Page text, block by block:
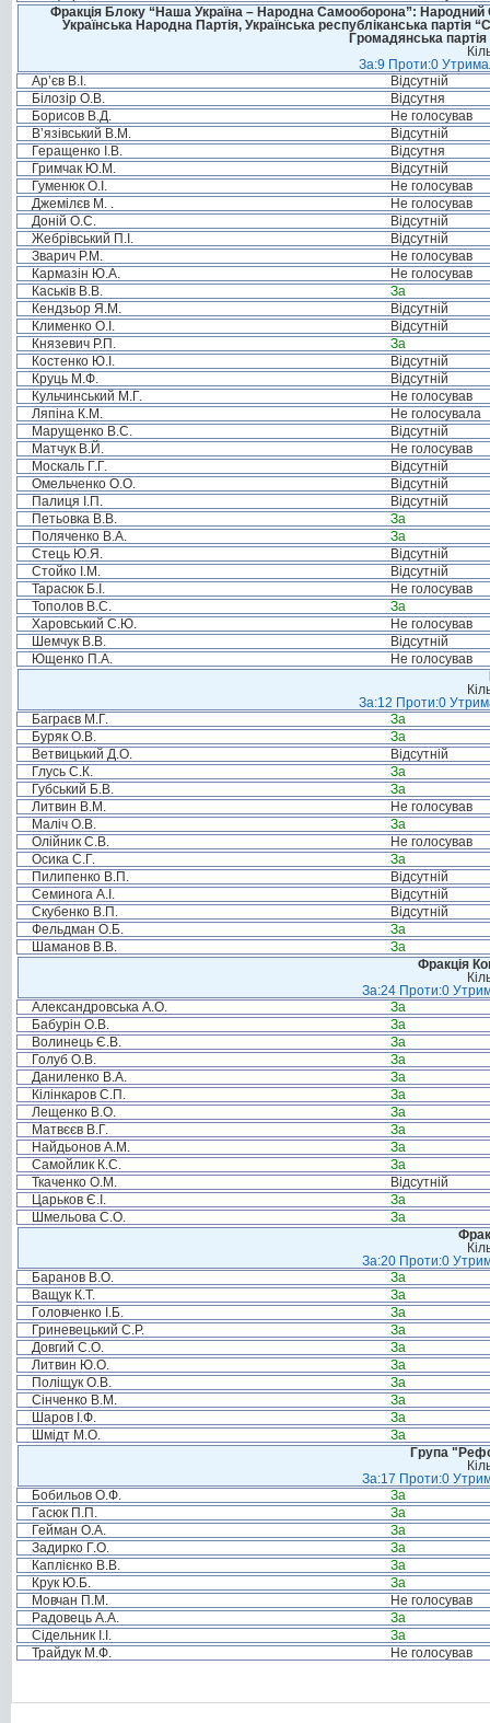
Фракція Блоку “Наша Україна – Народна Самооборона”: Народний
Українська Народна Партія, Українська республіканська
Громадянська
За:9 Проти:0
Ар’єв В.І.
Відсутній
Білозір О.В.
Відсутня
Борисов В.Д.
Не голосував
В’язівський В.М.
Відсутній
Геращенко І.В.
Відсутня
Гримчак Ю.М.
Відсутній
Гуменюк О.І.
Не голосував
Джемілєв М. .
Не голосував
Доній О.С.
Відсутній
Жебрівський П.І.
Відсутній
Зварич Р.М.
Не голосував
Кармазін Ю.А.
Не голосував
Каськів В.В.
За
Кендзьор Я.М.
Відсутній
Клименко О.І.
Відсутній
Князевич Р.П.
За
Костенко Ю.І.
Відсутній
Круць М.Ф.
Відсутній
Кульчинський М.Г.
Не голосував
Ляпіна К.М.
Не голосувала
Марущенко В.С.
Відсутній
Матчук В.Й.
Не голосував
Москаль Г.Г.
Відсутній
Омельченко О.О.
Відсутній
Палиця І.П.
Відсутній
Петьовка В.В.
За
Поляченко В.А.
За
Стець Ю.Я.
Відсутній
Стойко І.М.
Відсутній
Тарасюк Б.І.
Не голосував
Тополов В.С.
За
Харовський С.Ю.
Не голосував
Шемчук В.В.
Відсутній
Ющенко П.А.
Не голосував
За:12 Проти:0
Баграєв М.Г.
За
Буряк О.В.
За
Ветвицький Д.О.
Відсутній
Глусь С.К.
За
Губський Б.В.
За
Литвин В.М.
Не голосував
Маліч О.В.
За
Олійник С.В.
Не голосував
Осика С.Г.
За
Пилипенко В.П.
Відсутній
Семинога А.І.
Відсутній
Скубенко В.П.
Відсутній
Фельдман О.Б.
За
Шаманов В.В.
За
Фракція
За:24 Проти:0
Александровська А.О.
За
Бабурін О.В.
За
Волинець Є.В.
За
Голуб О.В.
За
Даниленко В.А.
За
Кілінкаров С.П.
За
Лещенко В.О.
За
Матвєєв В.Г.
За
Найдьонов А.М.
За
Самойлик К.С.
За
Ткаченко О.М.
Відсутній
Царьков Є.І.
За
Шмельова С.О.
За
За:20 Проти:0
Баранов В.О.
За
Ващук К.Т.
За
Головченко І.Б.
За
Гриневецький С.Р.
За
Довгий С.О.
За
Литвин Ю.О.
За
Поліщук О.В.
За
Сінченко В.М.
За
Шаров І.Ф.
За
Шмідт М.О.
За
Група
За:17 Проти:0
Бобильов О.Ф.
За
Гасюк П.П.
За
Гейман О.А.
За
Задирко Г.О.
За
Каплієнко В.В.
За
Крук Ю.Б.
За
Мовчан П.М.
Не голосував
Радовець А.А.
За
Сідельник І.І.
За
Трайдук М.Ф.
Не голосував